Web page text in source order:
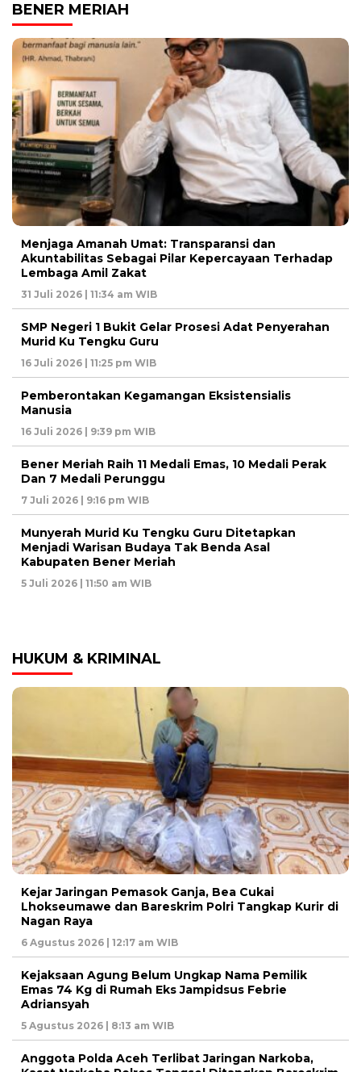
BENER MERIAH
Menjaga Amanah Umat: Transparansi dan
Akuntabilitas Sebagai Pilar Kepercayaan Terhadap
Lembaga Amil Zakat
31 Juli 2026 | 11:34 am WIB
SMP Negeri 1 Bukit Gelar Prosesi Adat Penyerahan
Murid Ku Tengku Guru
16 Juli 2026 | 11:25 pm WIB
Pemberontakan Kegamangan Eksistensialis
Manusia
16 Juli 2026 | 9:39 pm WIB
Bener Meriah Raih 11 Medali Emas, 10 Medali Perak
Dan 7 Medali Perunggu
7 Juli 2026 | 9:16 pm WIB
Munyerah Murid Ku Tengku Guru Ditetapkan
Menjadi Warisan Budaya Tak Benda Asal
Kabupaten Bener Meriah
5 Juli 2026 | 11:50 am WIB
HUKUM & KRIMINAL
Kejar Jaringan Pemasok Ganja, Bea Cukai
Lhokseumawe dan Bareskrim Polri Tangkap Kurir di
Nagan Raya
6 Agustus 2026 | 12:17 am WIB
Kejaksaan Agung Belum Ungkap Nama Pemilik
Emas 74 Kg di Rumah Eks Jampidsus Febrie
Adriansyah
5 Agustus 2026 | 8:13 am WIB
Anggota Polda Aceh Terlibat Jaringan Narkoba,